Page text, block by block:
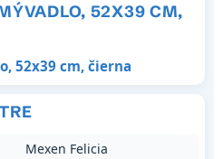
52X39 CM,
52x39 cm, čierna
Mexen Felicia